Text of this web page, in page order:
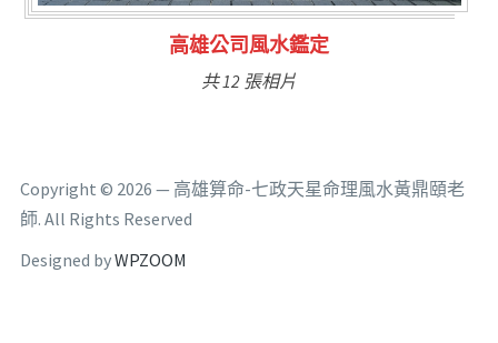
林氏福主量子生基造命
共 6 張相片
Copyright © 2026 — 高雄算命-七政天星命理風水黃鼎頤老
師. All Rights Reserved
Designed byWPZOOM